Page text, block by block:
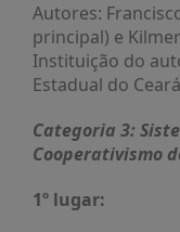
DE
JORNALISMO
SABER
CONTATO
Autores:
principal) e
Instituição do
Estadual do
Categoria 3:
Cooperativismo
1º lugar: